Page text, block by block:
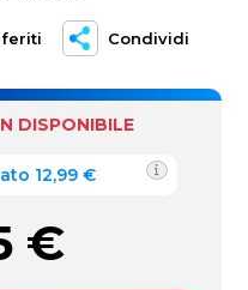
Condividi
DISPONIBILE
12,99 €
€